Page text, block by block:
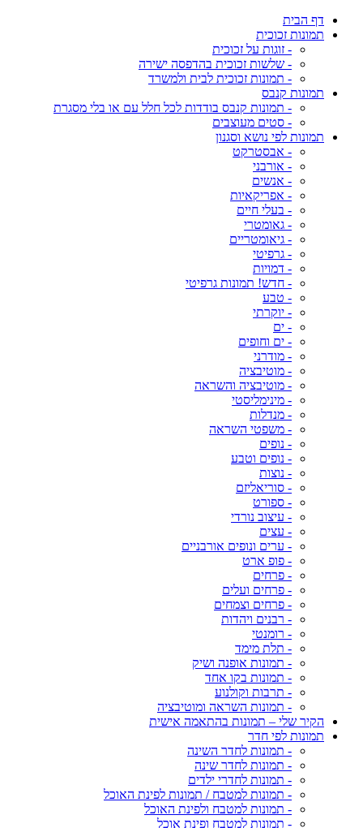
דף הבית
תמונות זכוכית
- זוגות על זכוכית
- שלשות זכוכית בהדפסה ישירה
- תמונות זכוכית לבית ולמשרד
תמונות קנבס
- תמונות קנבס בודדות לכל חלל עם או בלי מסגרת
- סטים מעוצבים
תמונות לפי נושא וסגנון
- אבסטרקט
- אורבני
- אנשים
- אפריקאיות
- בעלי חיים
- גאומטרי
- גיאומטריים
- גרפיטי
- דמויות
- חדש! תמונות גרפיטי
- טבע
- יוקרתי
- ים
- ים וחופים
- מודרני
- מוטיבציה
- מוטיבציה והשראה
- מינימליסטי
- מנדלות
- משפטי השראה
- נופים
- נופים וטבע
- נוצות
- סוריאליזם
- ספורט
- עיצוב נורדי
- עצים
- ערים ונופים אורבניים
- פופ ארט
- פרחים
- פרחים ועלים
- פרחים וצמחים
- רבנים ויהדות
- רומנטי
- תלת מימד
- תמונות אופנה ושיק
- תמונות בקו אחד
- תרבות וקולנוע
- תמונות השראה ומוטיבציה
הקיר שלי – תמונות בהתאמה אישית
תמונות לפי חדר
- תמונות לחדר השינה
- תמונות לחדר שינה
- תמונות לחדרי ילדים
- תמונות למטבח / תמונות לפינת האוכל
- תמונות למטבח ולפינת האוכל
- תמונות למטבח ופינת אוכל